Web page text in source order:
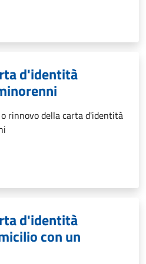
d'identità
rinnovo della carta d'identità
d'identità
con un